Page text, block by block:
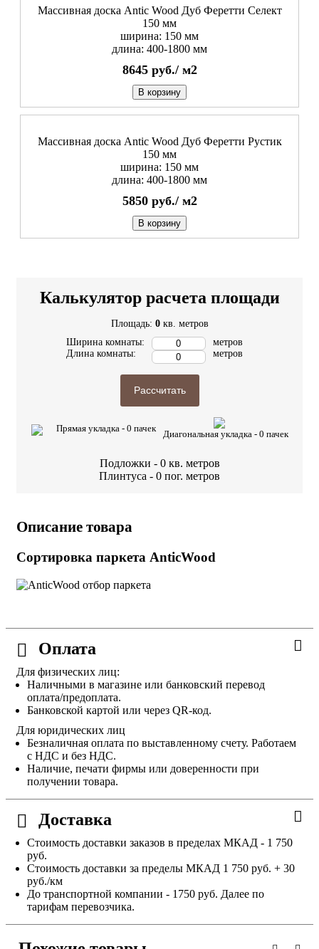
Массивная доска Antic Wood Дуб Феретти Селект
150 мм
ширина: 150 мм
длина: 400-1800 мм
8645 руб./ м2
В корзину
Массивная доска Antic Wood Дуб Феретти Рустик
150 мм
ширина: 150 мм
длина: 400-1800 мм
5850 руб./ м2
В корзину
Калькулятор расчета площади
Площадь: 0 кв. метров
Ширина комнаты:
Длина комнаты:
метров
метров
Рассчитать
Прямая укладка - 0 пачек
Диагональная укладка - 0 пачек
Подложки - 0 кв. метров
Плинтуса - 0 пог. метров
Описание товара
Сортировка паркета AnticWood
Оплата
Для физических лиц:
Наличными в магазине или банковский перевод
оплата/предоплата.
Банковской картой или через QR-код.
Для юридических лиц
Безналичная оплата по выставленному счету. Работаем
с НДС и без НДС.
Наличие, печати фирмы или доверенности при
получении товара.
Доставка
Стоимость доставки заказов в пределах МКАД - 1 750
руб.
Стоимость доставки за пределы МКАД 1 750 руб. + 30
руб./км
До транспортной компании - 1750 руб. Далее по
тарифам перевозчика.